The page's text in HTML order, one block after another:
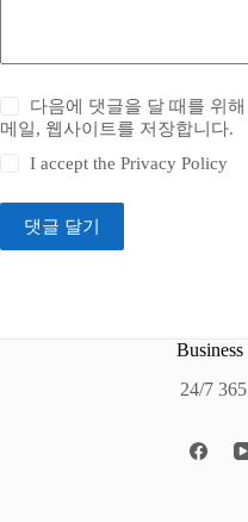
다음에 댓글을 달 때를 위
메일, 웹사이트를 저장합니다.
I accept thePrivacy Policy
댓글 달기
24/7